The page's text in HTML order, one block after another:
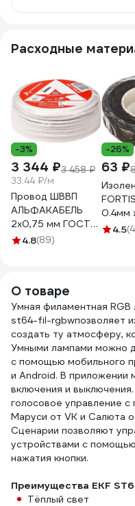
Расходные
-3%
3 344 ₽3 458 ₽
33.44 ₽/м
Провод ШВВП
АЛЬФАКАБЕЛЬ
2х0,75 мм ГОСТ
100 м 05142
4.8(89)
-26%
63 ₽
0.4мм
71242
4.5
О товаре
Умная филаментная
st64-fil-rgbwпозволяет
создать ту атмосферу,
Умными лампами можно
с помощью мобильного
и Android. В приложении
включения и
голосовое управление
Маруси от VK и Салюта
Сценарии позволяют
устройствами с
нажатия кнопки.
Преимущества EKF
Тёплый свет